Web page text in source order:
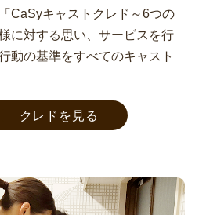
CaSyキャストクレド～6つの
に対する思い、サービスを行
動の基準をすべてのキャスト
クレドを見る